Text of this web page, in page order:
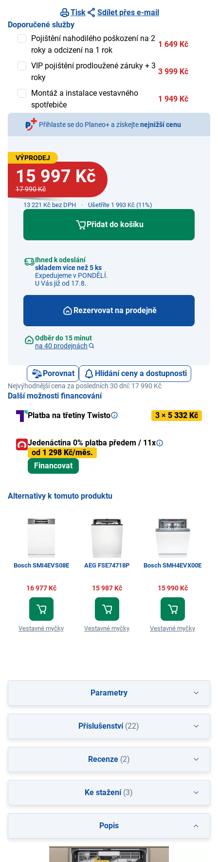
Tisk
Sdílet přes e-mail
Doporučené služby
Pojištění nahodilého poškození na 2
roky a odcizení na 1 rok
1 649 Kč
VIP pojištění prodloužené záruky + 3
roky
3 999 Kč
Montáž a instalace vestavného
spotřebiče
1 949 Kč
Přihlaste se do Planeo+ a získejtenejnižší cenu
VÝPRODEJ
15 997 Kč
17 990 Kč
13 221 Kč bez DPH Ušetříte 1 993 Kč (11%)
Přidat do košíku
Ihned k odeslání
skladem více než 5 ks
Expedujeme v PONDĚLÍ.
U Vás již od 17.8.
Rezervovat na prodejně
Odběr do 15 minut
na 40 prodejnách
Porovnat Hlídání ceny a dostupnosti
Nejvýhodnější cena za posledních 30 dní: 17 990 Kč
Další možnosti financování
Platba na třetiny Twisto 3 × 5 332 Kč
Jedenáctina 0% platba předem / 11x
od 1 298 Kč/měs.
Financovat
Alternativy k tomuto produktu
Bosch SMI4EVS08E
16 977 Kč
Vestavné myčky
AEG FSE74718P
15 987 Kč
Vestavné myčky
Bosch SMH4EVX00E
15 990 Kč
Vestavné myčky
Popis
Parametry
Příslušenství(22)
Recenze(2)
Ke stažení(3)